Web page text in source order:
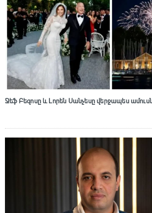
Ջեֆ Բեզոսը և Լորեն Սանչեսը վերջապես